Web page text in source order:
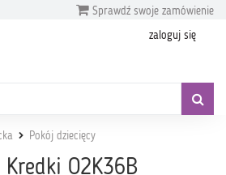
Sprawdź swoje zamówienie
zaloguj się
Pokój dziecięcy
O2K36B